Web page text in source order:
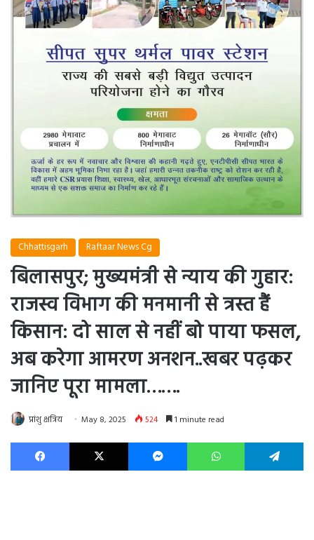
Chhattisgarh Raftaar News Cg
बिलासपुर; मुख्यमंत्री से न्याय की गुहार:
राजस्व विभाग की मनमानी से त्रस्त हैं
किसान: दो साल से नहीं बो पाया फसल,
अब करेगा आमरण अनशन..खबर पढ़कर
जानिए पूरा मामला…….
प्रांशु क्षत्रिय May 8, 2025 524 1 minute read
Facebook X Messenger WhatsApp